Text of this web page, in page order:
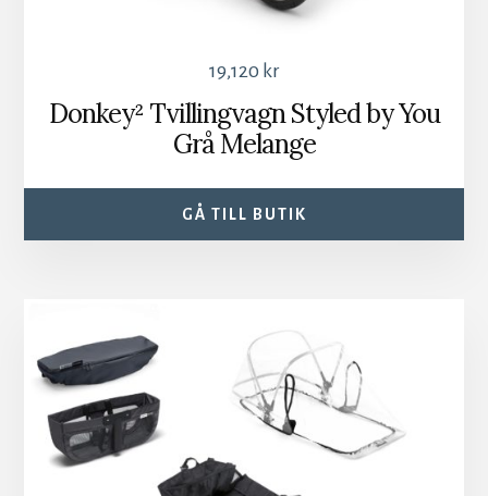
19,120 kr
Donkey² Tvillingvagn Styled by You
Grå Melange
GÅ TILL BUTIK